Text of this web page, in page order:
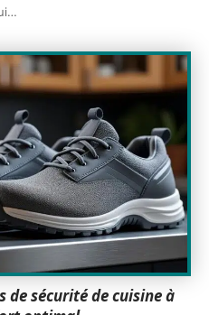
…
de sécurité de cuisine à